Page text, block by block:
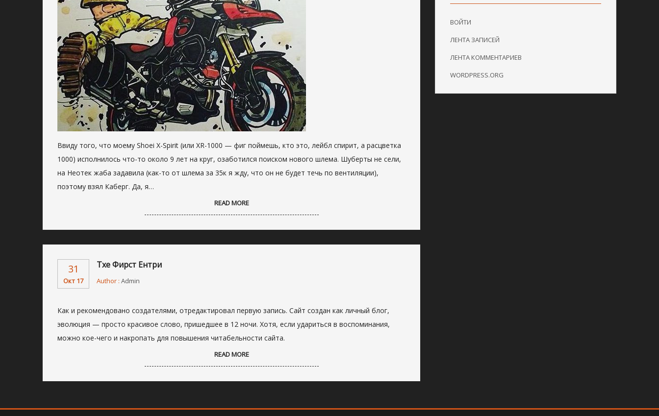
Ввиду того, что моему Shoei X-Spirit (или XR-1000 — фиг поймешь, кто это, лейбл спирит, а расцветка
1000) исполнилось что-то около 9 лет на круг, озаботился поиском нового шлема. Шуберты не сели,
на Неотек жаба задавила (как-то от шлема за 35к я жду, что он не будет течь по вентиляции),
поэтому взял Каберг. Да, я…
READ MORE
31
Окт 17
Тхе Фирст Ентри
Author : Admin
Как и рекомендовано создателями, отредактировал первую запись. Сайт создан как личный блог,
эволюция — просто красивое слово, пришедшее в 12 ночи. Хотя, если удариться в воспоминания,
можно кое-чего и накропать для повышения читабельности сайта.
READ MORE
ВОЙТИ
ЛЕНТА ЗАПИСЕЙ
ЛЕНТА КОММЕНТАРИЕВ
WORDPRESS.ORG